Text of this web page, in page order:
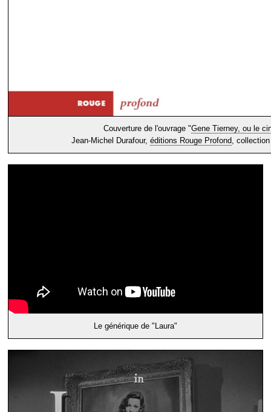
Couverture de l'ouvrage "Gene Tierney, ou le
Jean-Michel Durafour, éditions Rouge Profond ,
Le générique de "Laura"